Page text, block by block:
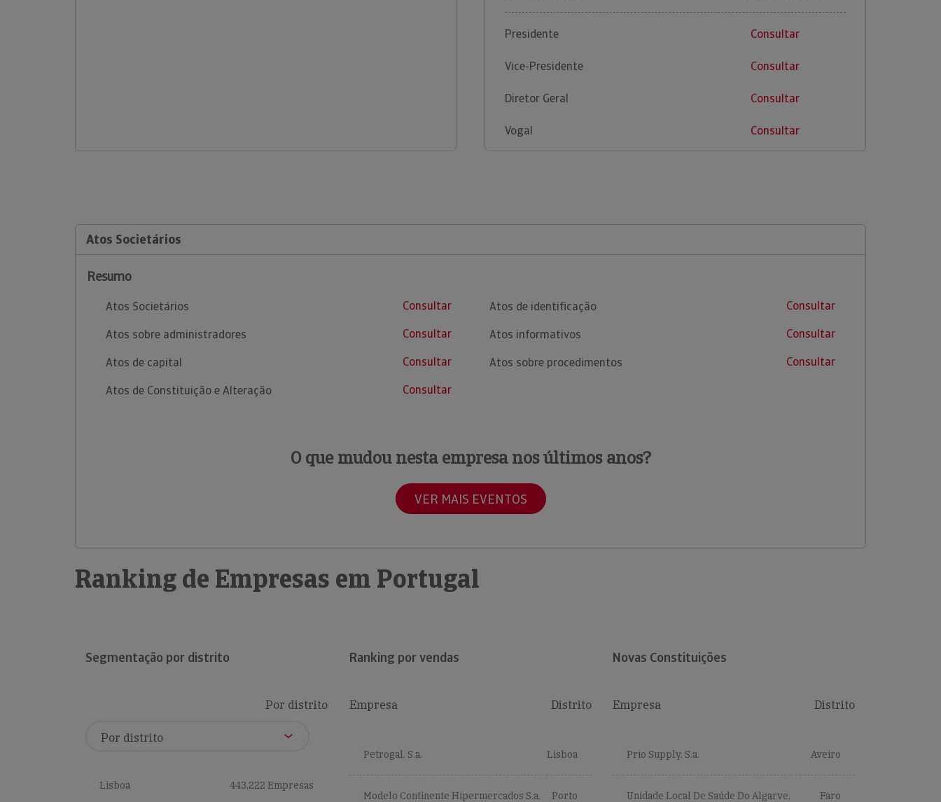
Presidente Consultar
Vice-Presidente Consultar
Diretor Geral Consultar
Vogal Consultar
Atos Societários
Resumo
Atos Societários
Consultar
Atos sobre administradores
Consultar
Atos de capital
Consultar
Atos de Constituição e Alteração
Consultar
Atos de identificação
Consultar
Atos informativos
Consultar
Atos sobre procedimentos
Consultar
O que mudou nesta empresa nos últimos anos?
VER MAIS EVENTOS
Ranking de Empresas em Portugal
Segmentação por distrito
Por distrito
Lisboa 443,222 Empresas
Ranking por vendas
Empresa Distrito
Petrogal, S.a. Lisboa
Modelo Continente Hipermercados S.a. Porto
Novas Constituições
Empresa Distrito
Prio Supply, S.a. Aveiro
Unidade Local De Saúde Do Algarve, Faro